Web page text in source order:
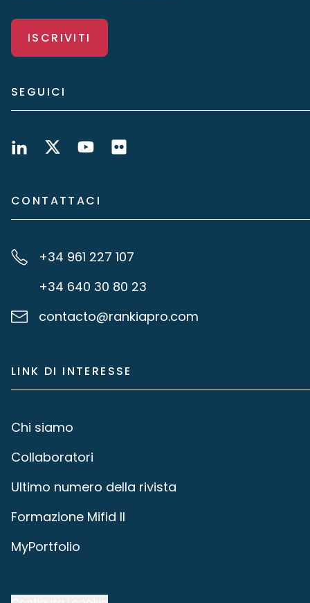
ISCRIVITI
SEGUICI
CONTATTACI
+34 961 227 107
+34 640 30 80 23
contacto@rankiapro.com
LINK DI INTERESSE
Chi siamo
Collaboratori
Ultimo numero della rivista
Formazione Mifid II
MyPortfolio